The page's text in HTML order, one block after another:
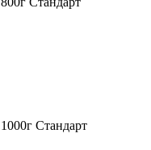
Стандарт